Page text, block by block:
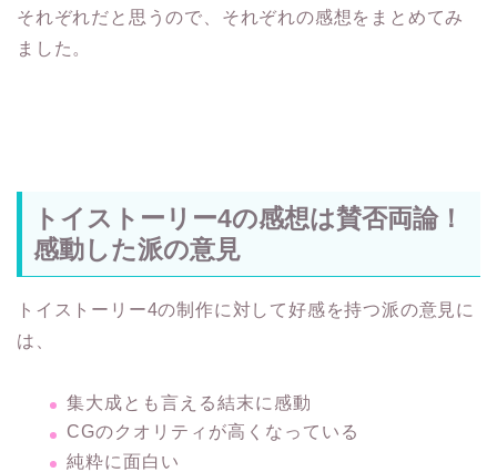
それぞれだと思うので、それぞれの感想をまとめてみ
ました。
トイストーリー4の感想は賛否両論！
感動した派の意見
トイストーリー4の制作に対して好感を持つ派の意見に
は、
集大成とも言える結末に感動
CGのクオリティが高くなっている
純粋に面白い